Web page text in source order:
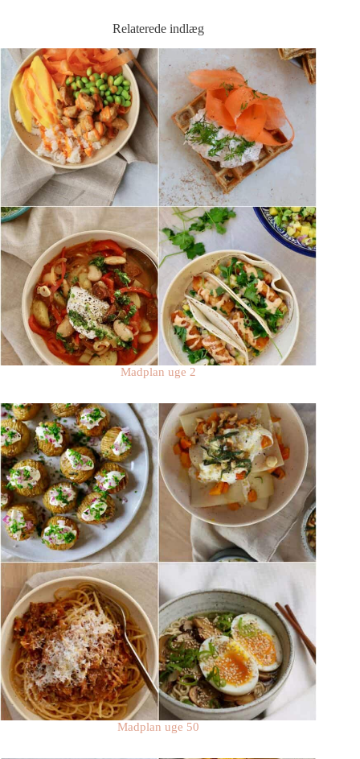
Relaterede indlæg
Madplan uge 2
Madplan uge 50